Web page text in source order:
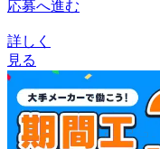
応募へ進む
詳しく
見る